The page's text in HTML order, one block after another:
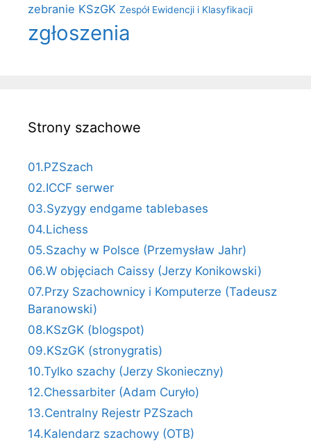
zebranie KSzGK Zespół Ewidencji i Klasyfikacji
zgłoszenia
Strony szachowe
01.PZSzach
02.ICCF serwer
03.Syzygy endgame tablebases
04.Lichess
05.Szachy w Polsce (Przemysław Jahr)
06.W objęciach Caissy (Jerzy Konikowski)
07.Przy Szachownicy i Komputerze (Tadeusz
Baranowski)
08.KSzGK (blogspot)
09.KSzGK (stronygratis)
10.Tylko szachy (Jerzy Skonieczny)
12.Chessarbiter (Adam Curyło)
13.Centralny Rejestr PZSzach
14.Kalendarz szachowy (OTB)